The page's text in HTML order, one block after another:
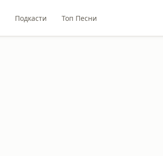
Подкасти Топ Песни